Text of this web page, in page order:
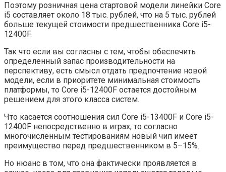
Поэтому розничная цена стартовой модели линейки Core
i5 составляет около 18 тыс. рублей, что на 5 тыс. рублей
больше текущей стоимости предшественника Core i5-
12400F.
Так что если вы согласны с тем, чтобы обеспечить
определенный запас производительности на
перспективу, есть смысл отдать предпочтение новой
модели, если в приоритете минимальная стоимость
платформы, то Core i5-12400F остается достойным
решением для этого класса систем.
Что касается соотношения сил Core i5-13400F и Core i5-
12400F непосредственно в играх, то согласно
многочисленным тестированиям новый чип имеет
преимущество перед предшественником в 5–15%.
Но нюанс в том, что она фактически проявляется в